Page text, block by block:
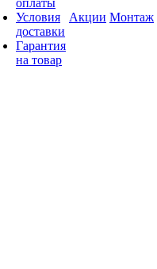
оплаты
Условия
доставки
Гарантия
на товар
Акции Монтаж